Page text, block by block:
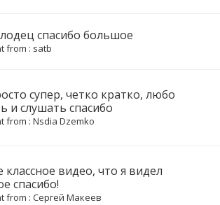
спасибо большое
from : satb
супер, четко кратко, любо
и слушать спасибо
from : Nsdia Dzemko
классное видео, что я видел
спасибо!
from : Сергей Макеев